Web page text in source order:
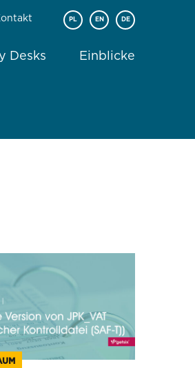
PL EN DE
Desks Einblicke